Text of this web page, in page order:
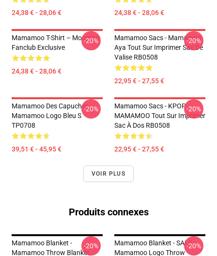
24,38 € - 28,06 € 24,38 € - 28,06 €
Mamamoo T-Shirt – Moomoo
Fanclub Exclusive
24,38 € - 28,06 €
-20%
Mamamoo Sacs - Mamamoo
Aya Tout Sur Imprimer Sac De
Valise RB0508
22,95 € - 27,55 €
-20%
Mamamoo Des Capuches...
Mamamoo Logo Bleu S
TP0708
39,51 € - 45,95 €
-20%
Mamamoo Sacs - KPOP
MAMAMOO Tout Sur Imprimer
Sac À Dos RB0508
22,95 € - 27,55 €
-20%
VOIR PLUS
Produits connexes
Mamamoo Blanket -
Mamamoo Throw Blanket
-20%
Mamamoo Blanket - SALE -
Mamamoo Logo Throw
-20%